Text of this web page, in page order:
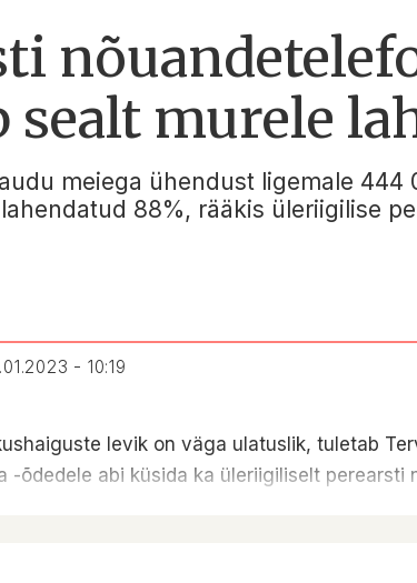
sealt murele
meiega ühendust ligemale 444
88%, rääkis üleriigilise
- 10:19
levik on väga ulatuslik, tuletab
õdedele abi küsida ka üleriigiliselt perearsti